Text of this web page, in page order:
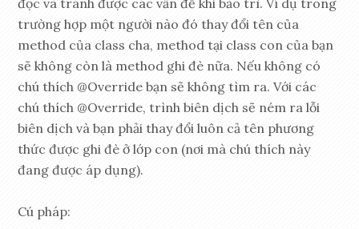
đọc và tránh được các vấn đề khi bảo trì. Ví dụ trong
trường hợp một người nào đó thay đổi tên của
method của class cha, method tại class con của bạn
sẽ không còn là method ghi đè nữa. Nếu không có
chú thích @Override bạn sẽ không tìm ra. Với các
chú thích @Override, trình biên dịch sẽ ném ra lỗi
biên dịch và bạn phải thay đổi luôn cả tên phương
thức được ghi đè ở lớp con (nơi mà chú thích này
đang được áp dụng).
Cú pháp: